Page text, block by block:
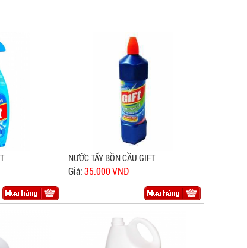
NƯỚC TẨY BỒN CẦU GIFT
Giá:35.000 VNĐ